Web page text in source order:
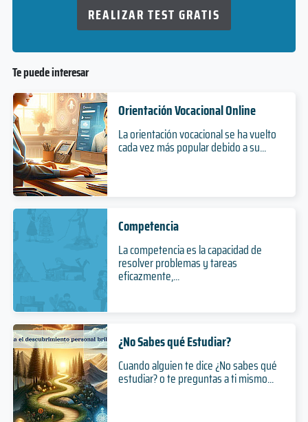
REALIZAR TEST GRATIS
Te puede interesar
Orientación Vocacional Online
La orientación vocacional se ha vuelto
cada vez más popular debido a su...
Competencia
La competencia es la capacidad de
resolver problemas y tareas
eficazmente,...
¿No Sabes qué Estudiar?
Cuando alguien te dice ¿No sabes qué
estudiar? o te preguntas a ti mismo...